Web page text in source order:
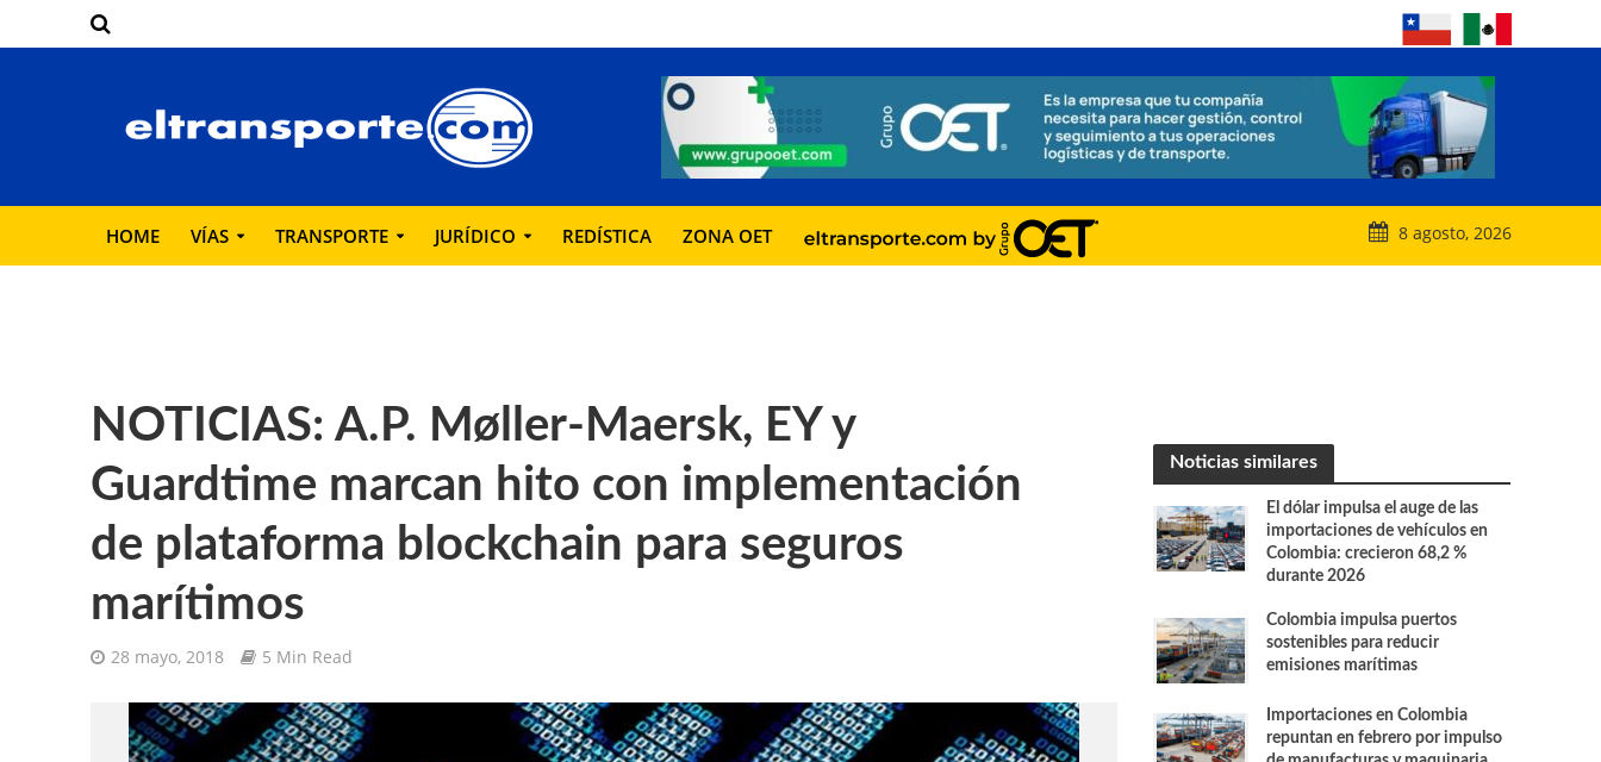
HOME VÍAS TRANSPORTE JURÍDICO REDÍSTICA ZONA OET 8 agosto, 2026
NOTICIAS: A.P. Møller-Maersk, EY y
Guardtime marcan hito con implementación
de plataforma blockchain para seguros
marítimos
28 mayo, 2018 5 Min Read
Noticias similares
El dólar impulsa el auge de las
importaciones de vehículos en
Colombia: crecieron 68,2 %
durante 2026
Colombia impulsa puertos
sostenibles para reducir
emisiones marítimas
Importaciones en Colombia
repuntan en febrero por impulso